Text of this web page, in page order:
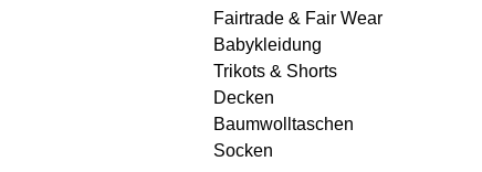
Fairtrade & Fair Wear
Babykleidung
Trikots & Shorts
Decken
Baumwolltaschen
Socken